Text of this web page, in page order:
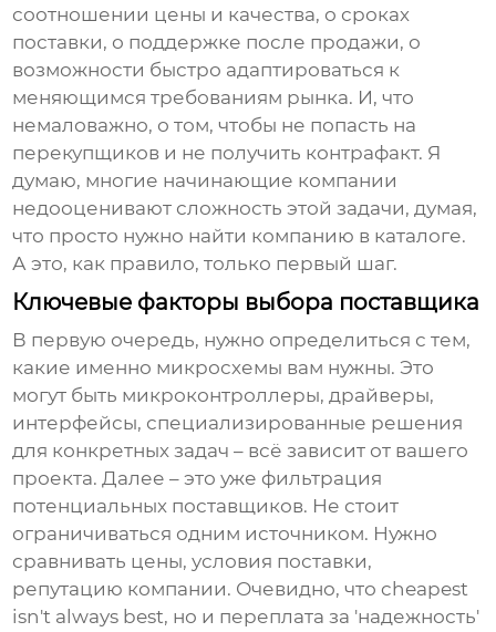
соотношении цены и качества, о сроках
поставки, о поддержке после продажи, о
возможности быстро адаптироваться к
меняющимся требованиям рынка. И, что
немаловажно, о том, чтобы не попасть на
перекупщиков и не получить контрафакт. Я
думаю, многие начинающие компании
недооценивают сложность этой задачи, думая,
что просто нужно найти компанию в каталоге.
А это, как правило, только первый шаг.
Ключевые факторы выбора поставщика
В первую очередь, нужно определиться с тем,
какие именно микросхемы вам нужны. Это
могут быть микроконтроллеры, драйверы,
интерфейсы, специализированные решения
для конкретных задач – всё зависит от вашего
проекта. Далее – это уже фильтрация
потенциальных поставщиков. Не стоит
ограничиваться одним источником. Нужно
сравнивать цены, условия поставки,
репутацию компании. Очевидно, что cheapest
isn't always best, но и переплата за 'надежность'